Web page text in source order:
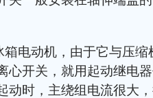
电动机，由于它与压缩
心开关，就用起动继电
动时，主绕组电流很大